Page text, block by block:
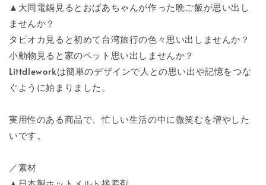
▲大同電鍋見るとおばあちゃんが作った晩ご飯が思い出し
ませんか？
タピオカ見ると初めて台湾旅行の色々思い出しませんか？
小動物見ると家のペット思い出しませんか？
Littdleworkは簡単のデザインで人との思い出や記憶をつな
ぐように始まりました。
実用性のある商品で、忙しい生活の中に微笑むを増やした
いです。
／素材